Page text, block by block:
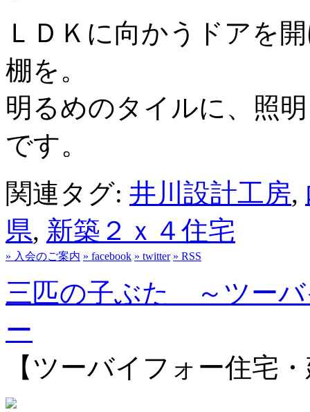
ＬＤＫに向かうドアを
棚を。
明るめのタイルに、照
です。
関連タグ: 井川設計工房,
県, 新築２ｘ４住宅
» 入会のご案内 » facebook » twitter » RSS
三匹の子ぶた ～ツー
ー
【ツーバイフォー住宅